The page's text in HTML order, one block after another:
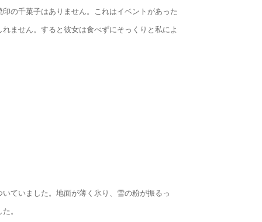
の千菓子はありません。これはイベントがあった
ません。すると彼女は食べずにそっくりと私によ
ていました。地面が薄く氷り、雪の粉が振るっ
。